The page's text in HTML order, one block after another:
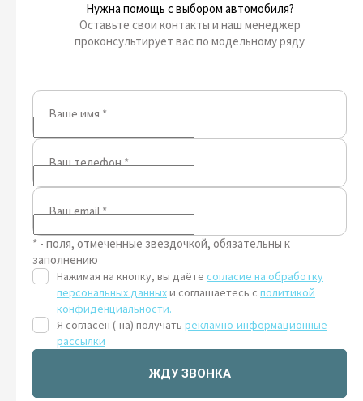
Нужна помощь с выбором автомобиля?
Оставьте свои контакты и наш менеджер
проконсультирует вас по модельному ряду
Ваше имя*
Ваш телефон*
Ваш email*
* - поля, отмеченные звездочкой, обязательны к
заполнению
Нажимая на кнопку, вы даёте согласие на обработку
персональных данныхи соглашаетесь с политикой
конфиденциальности.
Я согласен (-на) получать рекламно-информационные
рассылки
ЖДУ ЗВОНКА